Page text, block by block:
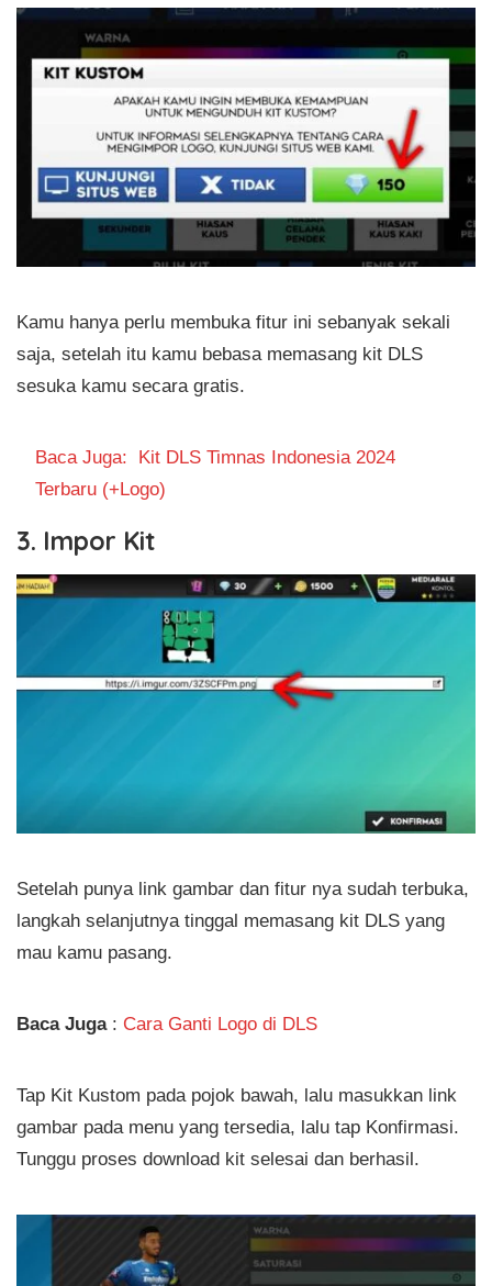
Kamu hanya perlu membuka fitur ini sebanyak sekali
saja, setelah itu kamu bebasa memasang kit DLS
sesuka kamu secara gratis.
Baca Juga: Kit DLS Timnas Indonesia 2024
Terbaru (+Logo)
3. Impor Kit
Setelah punya link gambar dan fitur nya sudah terbuka,
langkah selanjutnya tinggal memasang kit DLS yang
mau kamu pasang.
Baca Juga : Cara Ganti Logo di DLS
Tap Kit Kustom pada pojok bawah, lalu masukkan link
gambar pada menu yang tersedia, lalu tap Konfirmasi.
Tunggu proses download kit selesai dan berhasil.